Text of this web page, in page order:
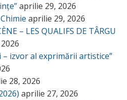
aprilie 29, 2026
aprilie 29, 2026
– LES QUALIFS DE TÂRGU
izvor al exprimării artistice”
28, 2026
aprilie 27, 2026